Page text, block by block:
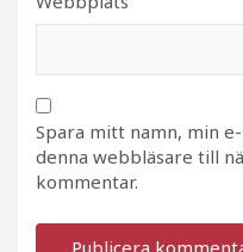
Spara mitt namn, min
denna webbläsare till
kommentar.